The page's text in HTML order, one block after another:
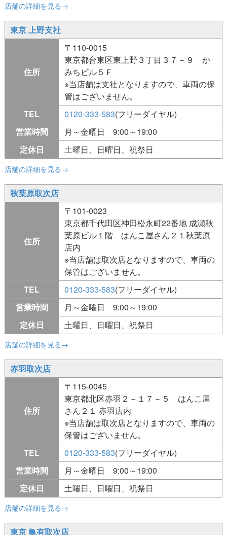
店舗の詳細を見る→
東京 上野支社
住所
〒110-0015
東京都台東区東上野３丁目３７－９ か
みちビル５Ｆ
※当店舗は支社となりますので、車両の保
管はございません。
TEL
0120-333-583(フリーダイヤル)
営業時間
月～金曜日 9:00～19:00
定休日
土曜日、日曜日、祝祭日
店舗の詳細を見る→
秋葉原取次店
住所
〒101-0023
東京都千代田区神田松永町22番地 成瀬秋
葉原ビル１階 はんこ屋さん２１秋葉原
店内
※当店舗は取次店となりますので、車両の
保管はございません。
TEL
0120-333-583(フリーダイヤル)
営業時間
月～金曜日 9:00～19:00
定休日
土曜日、日曜日、祝祭日
店舗の詳細を見る→
赤羽取次店
住所
〒115-0045
東京都北区赤羽２－１７－５ はんこ屋
さん２１ 赤羽店内
※当店舗は取次店となりますので、車両の
保管はございません。
TEL
0120-333-583(フリーダイヤル)
営業時間
月～金曜日 9:00～19:00
定休日
土曜日、日曜日、祝祭日
店舗の詳細を見る→
東京 亀有取次店